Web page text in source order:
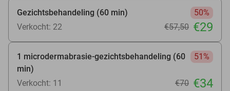
Gezichtsbehandeling (60 min)
50%
Verkocht: 22
€57,50 €29
1 microdermabrasie-gezichtsbehandeling (60
min)
51%
Verkocht: 11 €70 €34